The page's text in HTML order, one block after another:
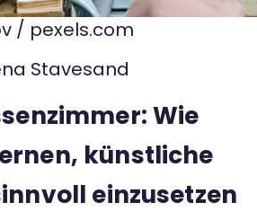
/ pexels.com
Stavesand
Wie
künstliche
einzusetzen